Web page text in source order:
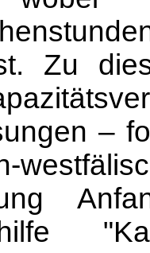
Zu
–